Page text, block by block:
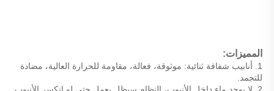
المميزات:
للتجمد.